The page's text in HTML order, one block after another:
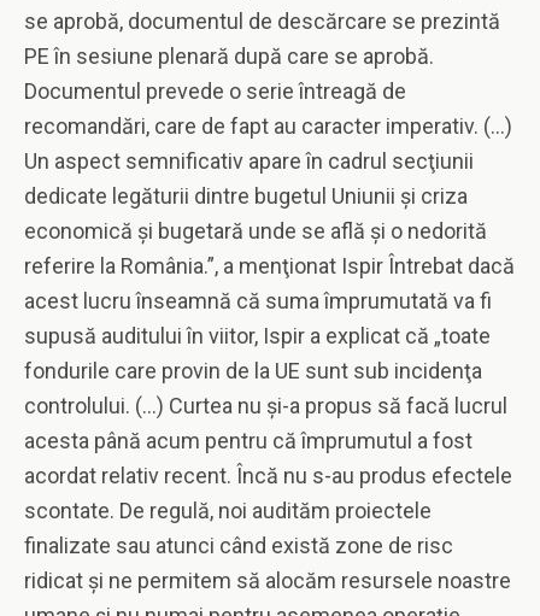
se aprobă, documentul de descărcare se prezintă
PE în sesiune plenară după care se aprobă.
Documentul prevede o serie întreagă de
recomandări, care de fapt au caracter imperativ. (…)
Un aspect semnificativ apare în cadrul secţiunii
dedicate legăturii dintre bugetul Uniunii şi criza
economică şi bugetară unde se află şi o nedorită
referire la România.”, a menţionat Ispir Întrebat dacă
acest lucru înseamnă că suma împrumutată va fi
supusă auditului în viitor, Ispir a explicat că „toate
fondurile care provin de la UE sunt sub incidenţa
controlului. (…) Curtea nu şi-a propus să facă lucrul
acesta până acum pentru că împrumutul a fost
acordat relativ recent. Încă nu s-au produs efectele
scontate. De regulă, noi audităm proiectele
finalizate sau atunci când există zone de risc
ridicat şi ne permitem să alocăm resursele noastre